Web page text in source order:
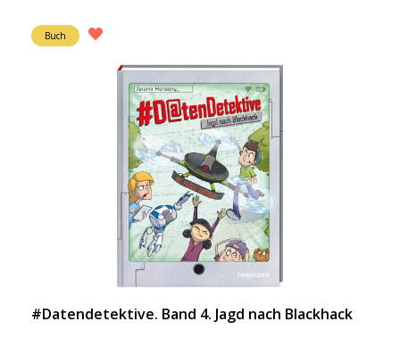
Buch
#Datendetektive. Band 4. Jagd nach Blackhack